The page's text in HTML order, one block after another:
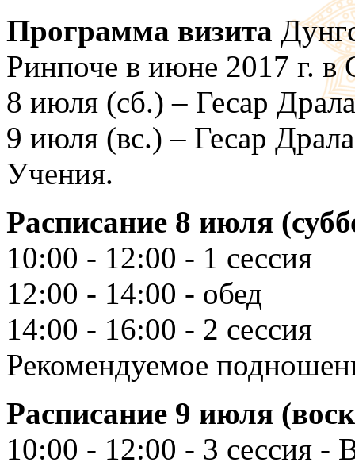
Программа визита
Ринпоче в июне 2017 г. в
8 июля (сб.) – Гесар
9 июля (вс.) – Гесар
Учения.
Расписание 8 июля
10:00 - 12:00 - 1 сессия
12:00 - 14:00 - обед
14:00 - 16:00 - 2 сессия
Рекомендуемое
Расписание 9 июля
10:00 - 12:00 - 3 сессия -